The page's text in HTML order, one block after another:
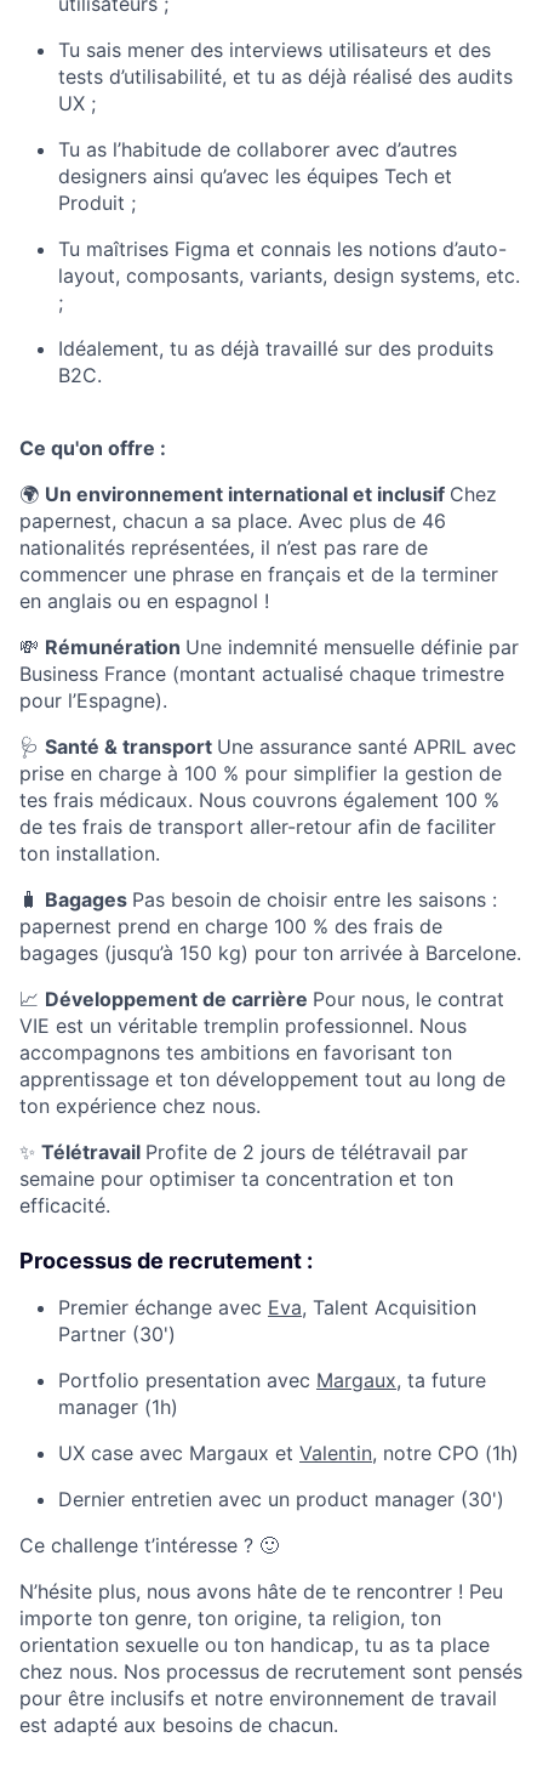
Tu sais mener des interviews utilisateurs et des
tests d’utilisabilité, et tu as déjà réalisé des audits
UX ;
Tu as l’habitude de collaborer avec d’autres
designers ainsi qu’avec les équipes Tech et
Produit ;
Tu maîtrises Figma et connais les notions d’auto-
layout, composants, variants, design systems, etc.
;
Idéalement, tu as déjà travaillé sur des produits
B2C.
Ce qu'on offre :
🌍 Un environnement international et inclusif Chez
papernest, chacun a sa place. Avec plus de 46
nationalités représentées, il n’est pas rare de
commencer une phrase en français et de la terminer
en anglais ou en espagnol !
💸 Rémunération Une indemnité mensuelle définie par
Business France (montant actualisé chaque trimestre
pour l’Espagne).
🩺 Santé & transport Une assurance santé APRIL avec
prise en charge à 100 % pour simplifier la gestion de
tes frais médicaux. Nous couvrons également 100 %
de tes frais de transport aller-retour afin de faciliter
ton installation.
🧳 Bagages Pas besoin de choisir entre les saisons :
papernest prend en charge 100 % des frais de
bagages (jusqu’à 150 kg) pour ton arrivée à Barcelone.
📈 Développement de carrière Pour nous, le contrat
VIE est un véritable tremplin professionnel. Nous
accompagnons tes ambitions en favorisant ton
apprentissage et ton développement tout au long de
ton expérience chez nous.
✨ Télétravail Profite de 2 jours de télétravail par
semaine pour optimiser ta concentration et ton
efficacité.
Processus de recrutement :
Premier échange avec Eva, Talent Acquisition
Partner (30')
Portfolio presentation avec Margaux, ta future
manager (1h)
UX case avec Margaux et Valentin, notre CPO (1h)
Dernier entretien avec un product manager (30')
Ce challenge t’intéresse ? 🙂
N’hésite plus, nous avons hâte de te rencontrer ! Peu
importe ton genre, ton origine, ta religion, ton
orientation sexuelle ou ton handicap, tu as ta place
chez nous. Nos processus de recrutement sont pensés
pour être inclusifs et notre environnement de travail
est adapté aux besoins de chacun.